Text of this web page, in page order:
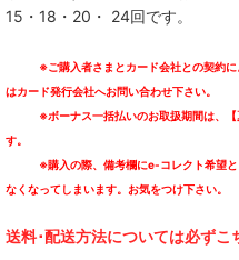
15・18・20・ 24回です。
※ご購入者さまとカード会社との契約によ
はカード発行会社へお問い合わせ下さい。
※ボーナス一括払いのお取扱期間は、【
す。
※購入の際、備考欄にe-コレクト希望とご
なくなってしまいます。お気をつけ下さい。
送料･配送方法については必ずこ